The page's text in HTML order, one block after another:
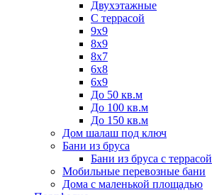
Двухэтажные
C террасой
9x9
8x9
8x7
6x8
6x9
До 50 кв.м
До 100 кв.м
До 150 кв.м
Дом шалаш под ключ
Бани из бруса
Бани из бруса с террасой
Мобильные перевозные бани
Дома с маленькой площадью